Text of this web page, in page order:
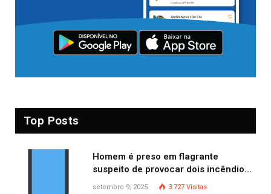
Top Posts
Homem é preso em flagrante
suspeito de provocar dois incêndios
criminosos no mesmo dia
setembro 9, 2025 3.727 Visitas